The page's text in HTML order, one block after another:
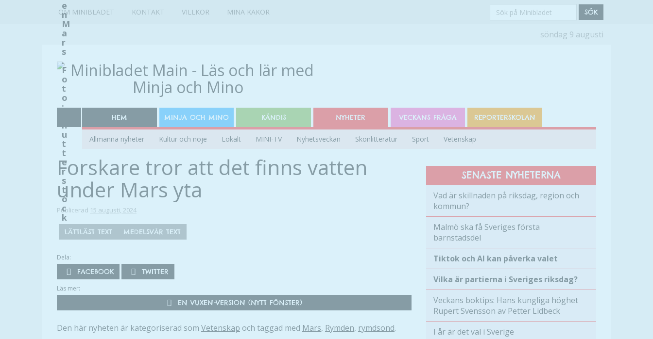
OM MINIBLADET KONTAKT VILLKOR MINA KAKOR
Sök
SÖK
söndag 9 augusti
HEM MINJA OCH MINO KÄNDIS NYHETER VECKANS FRÅGA REPORTERSKOLAN
Allmänna nyheter Kultur och nöje Lokalt MINI-TV Nyhetsveckan Skönlitteratur Sport Vetenskap
Forskare tror att det finns vatten
under Mars yta
Publicerad 15 augusti, 2024
e
n
M
a
r
s
.
F
o
t
o
:
h
u
t
t
e
r
s
t
o
c
k
.LÄTTLÄST TEXT MEDELSVÅR TEXT
Dela:
FACEBOOK TWITTER
Läs mer:
EN VUXEN-VERSION (NYTT FÖNSTER)
Den här nyheten är kategoriserad som Vetenskap och taggad med Mars, Rymden, rymdsond.
SENASTE NYHETERNA
Vad är skillnaden på riksdag, region och
kommun?
Malmö ska få Sveriges första
barnstadsdel
Tiktok och AI kan påverka valet
Vilka är partierna i Sveriges riksdag?
Veckans boktips: Hans kungliga höghet
Rupert Svensson av Petter Lidbeck
I år är det val i Sverige